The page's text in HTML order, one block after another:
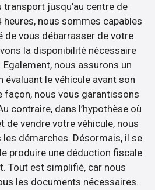
jusqu’au centre de
heures, nous sommes capables
de vous débarrasser de votre
la disponibilité nécessaire
nous assurons un
évaluant le véhicule avant son
façon, nous vous garantissons
contraire, dans l’hypothèse où
de vendre votre véhicule, nous
démarches. Désormais, il se
produire une déduction fiscale
Tout est simplifié, car nous
les documents nécessaires.